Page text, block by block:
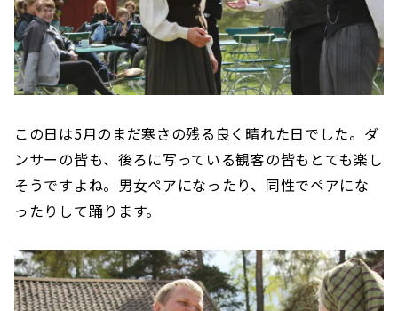
この日は5月のまだ寒さの残る良く晴れた日でした。ダ
ンサーの皆も、後ろに写っている観客の皆もとても楽し
そうですよね。男女ペアになったり、同性でペアにな
ったりして踊ります。